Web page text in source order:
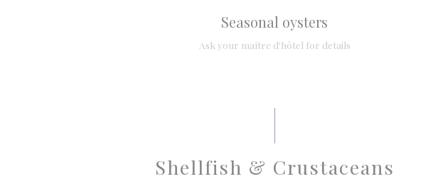
Seasonal oysters
Ask your maître d'hôtel for details
Shellfish & Crustaceans